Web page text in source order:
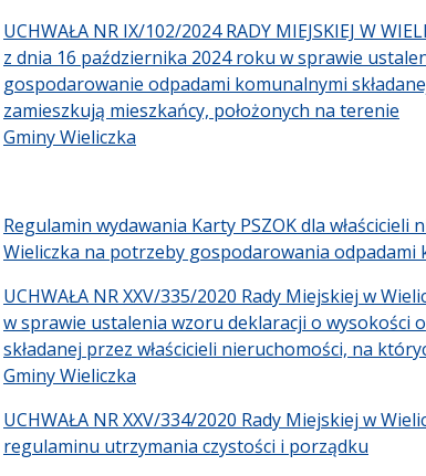
UCHWAŁA NR IX/102/2024 RADY MIEJSKIEJ W
z dnia 16 października 2024 roku w sprawie
gospodarowanie odpadami komunalnymi
zamieszkują mieszkańcy, położonych na terenie
Gminy Wieliczka
Regulamin wydawania Karty PSZOK dla
Wieliczka na potrzeby gospodarowania odpadami
UCHWAŁA NR XXV/335/2020 Rady Miejskiej w
w sprawie ustalenia wzoru deklaracji o wysokości
składanej przez właścicieli nieruchomości, na
Gminy Wieliczka
UCHWAŁA NR XXV/334/2020 Rady Miejskiej w
regulaminu utrzymania czystości i porządku